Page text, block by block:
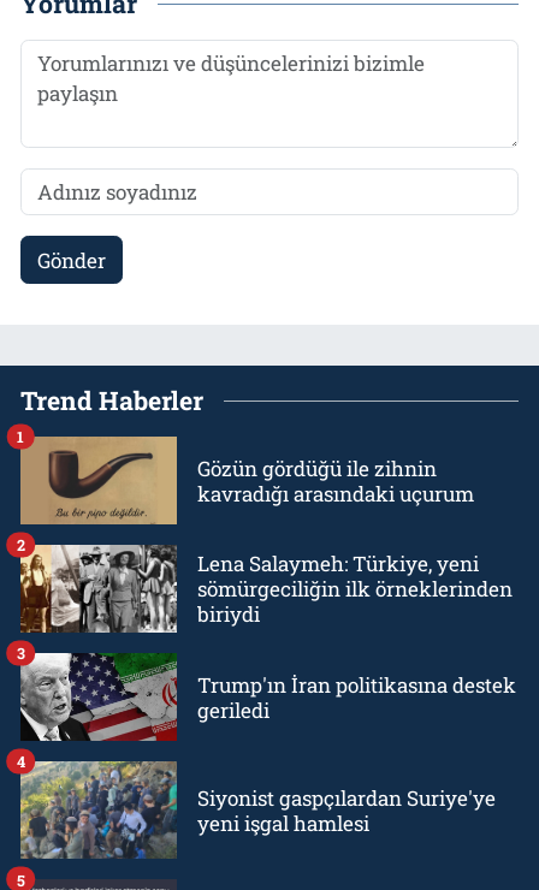
Gönder
Trend Haberler
Gözün gördüğü ile zihnin
kavradığı arasındaki uçurum
1
Lena Salaymeh: Türkiye, yeni
sömürgeciliğin ilk örneklerinden
biriydi
2
Trump'ın İran politikasına destek
geriledi
3
Siyonist gaspçılardan Suriye'ye
yeni işgal hamlesi
4
5